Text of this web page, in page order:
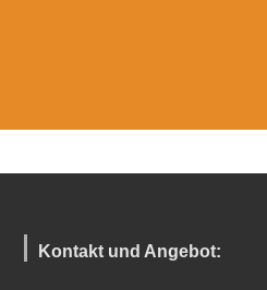
Kontakt und Angebot: